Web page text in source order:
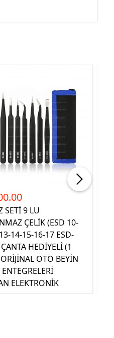
SETİ 9 LU
ÇELİK (ESD 10-
14-15-16-17 ESD-
HEDİYELİ (1
OTO BEYİN
ELEKTRONİK